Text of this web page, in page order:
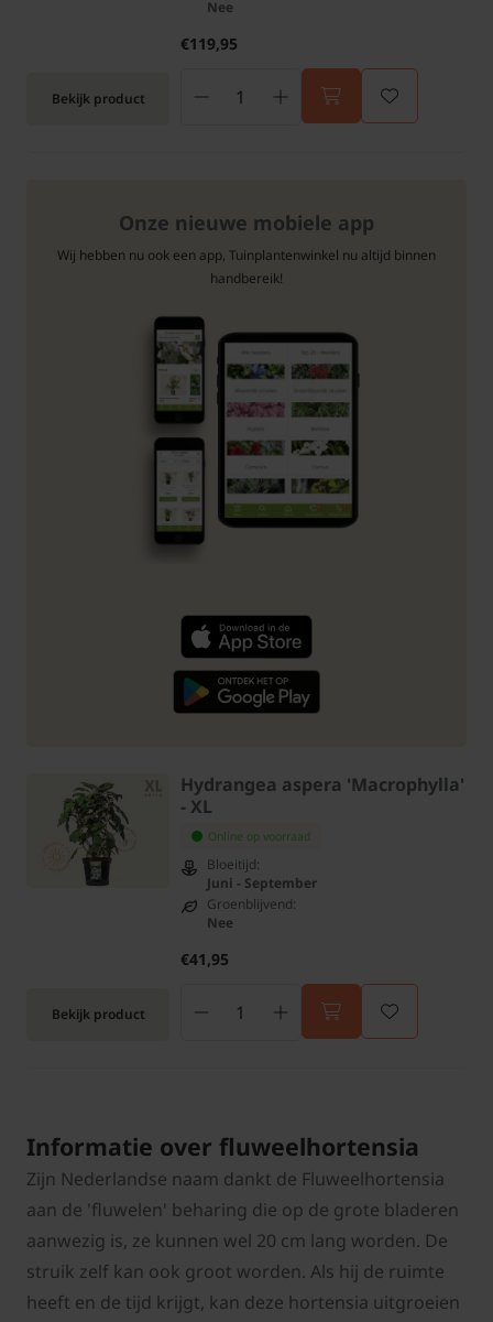
Bekijk product
Nee
€119,95
Onze nieuwe mobiele app
Wij hebben nu ook een app, Tuinplantenwinkel nu altijd binnen
handbereik!
Bekijk product
Hydrangea aspera 'Macrophylla'
- XL
Online op voorraad
Bloeitijd:
Juni - September
Groenblijvend:
Nee
€41,95
Informatie over fluweelhortensia
Zijn Nederlandse naam dankt de Fluweelhortensia
aan de 'fluwelen' beharing die op de grote bladeren
aanwezig is, ze kunnen wel 20 cm lang worden. De
struik zelf kan ook groot worden. Als hij de ruimte
heeft en de tijd krijgt, kan deze hortensia uitgroeien